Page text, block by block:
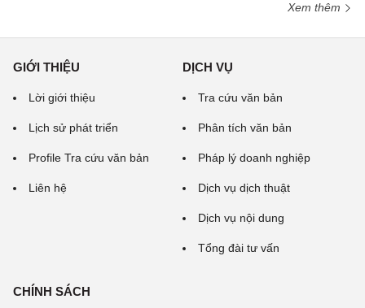
Xem thêm
GIỚI THIỆU
Lời giới thiệu
Lịch sử phát triển
Profile Tra cứu văn bản
Liên hệ
DỊCH VỤ
Tra cứu văn bản
Phân tích văn bản
Pháp lý doanh nghiệp
Dịch vụ dịch thuật
Dịch vụ nội dung
Tổng đài tư vấn
CHÍNH SÁCH